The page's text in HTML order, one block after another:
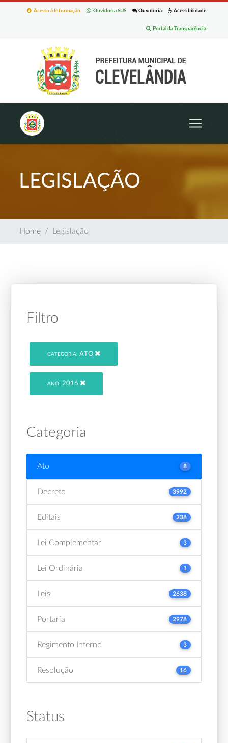
Acessibilidade
Ouvidoria
Ouvidoria SUS
Acesso à Informação
Portal da Transparência
LEGISLAÇÃO
Home Legislação
Filtro
CATEGORIA: ATO
ANO: 2016
Categoria
Ato 8
Decreto 3992
Editais 238
Lei Complementar 3
Lei Ordinária 1
Leis 2638
Portaria 2978
Regimento Interno 3
Resolução 16
Status